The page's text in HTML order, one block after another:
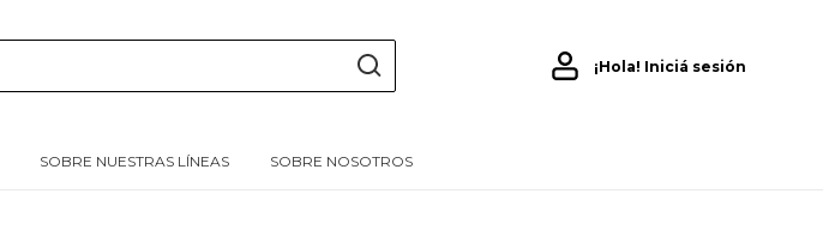
¡Hola! Iniciá sesión
SOBRE NUESTRAS LÍNEAS SOBRE NOSOTROS